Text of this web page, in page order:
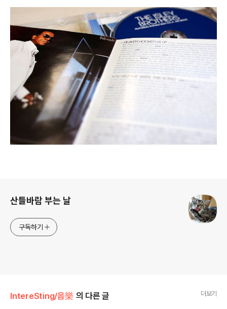
산들바람 부는 날
구독하기
IntereSting/음樂 의 다른 글 더보기